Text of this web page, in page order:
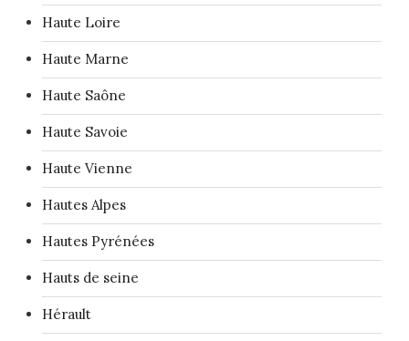
Haute Loire
Haute Marne
Haute Saône
Haute Savoie
Haute Vienne
Hautes Alpes
Hautes Pyrénées
Hauts de seine
Hérault